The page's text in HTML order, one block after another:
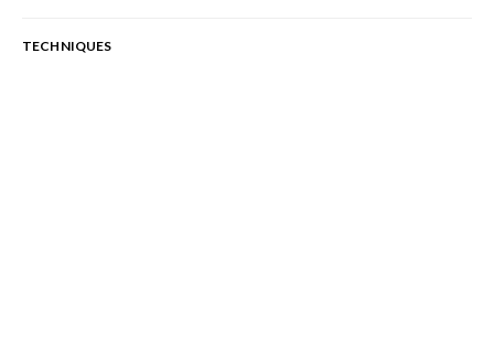
TECHNIQUES